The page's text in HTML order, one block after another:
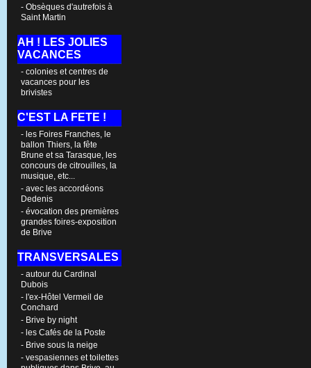
- Obsèques d'autrefois à
Saint Martin
AH ! LES JOLIES
VACANCES
- colonies et centres de
vacances pour les
brivistes
C'EST LA FETE !
- les Foires Franches, le
ballon Thiers, la fête
Brune et sa Tarasque, les
concours de citrouilles, la
musique, etc...
- avec les accordéons
Dedenis
- évocation des premières
grandes foires-exposition
de Brive
TRANSVERSALES
- autour du Cardinal
Dubois
- l'ex-Hôtel Vermeil de
Conchard
- Brive by night
- les Cafés de la Poste
- Brive sous la neige
- vespasiennes et toilettes